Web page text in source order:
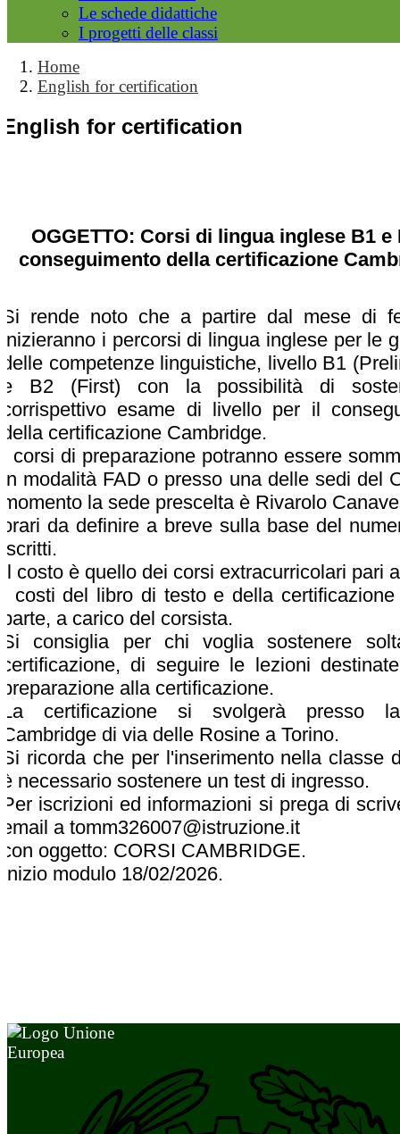
Le schede didattiche
I progetti delle classi
Home
English for certification
English for certification
OGGETTO: Corsi di lingua inglese B1 e
conseguimento della certificazione
Si rende noto che a partire dal mese di
inizieranno i percorsi di lingua inglese per le
delle competenze linguistiche, livello B1
e B2 (First) con la possibilità di
corrispettivo esame di livello per il
della certificazione Cambridge.
I corsi di preparazione potranno essere
in modalità FAD o presso una delle sedi del
momento la sede prescelta è Rivarolo
orari da definire a breve sulla base del
iscritti.
Il costo è quello dei corsi extracurricolari pari
I costi del libro di testo e della
parte, a carico del corsista.
Si consiglia per chi voglia sostenere
certificazione, di seguire le lezioni
preparazione alla certificazione.
La certificazione si svolgerà presso
Cambridge di via delle Rosine a Torino.
Si ricorda che per l'inserimento nella classe
è necessario sostenere un test di ingresso.
Per iscrizioni ed informazioni si prega di
email a tomm326007@istruzione.it
con oggetto: CORSI CAMBRIDGE.
Inizio modulo 18/02/2026.